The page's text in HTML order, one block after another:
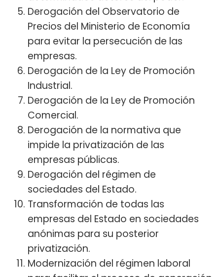
Derogación del Observatorio de
Precios del Ministerio de Economía
para evitar la persecución de las
empresas.
Derogación de la Ley de Promoción
Industrial.
Derogación de la Ley de Promoción
Comercial.
Derogación de la normativa que
impide la privatización de las
empresas públicas.
Derogación del régimen de
sociedades del Estado.
Transformación de todas las
empresas del Estado en sociedades
anónimas para su posterior
privatización.
Modernización del régimen laboral